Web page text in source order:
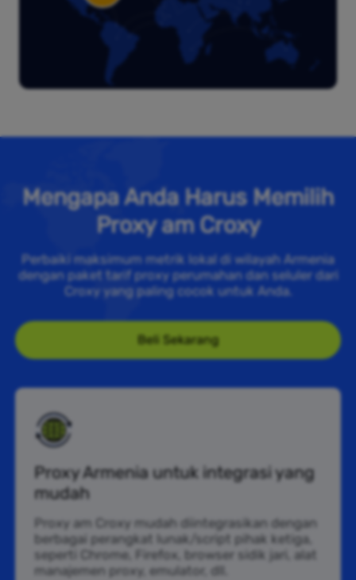
Mengapa Anda Harus Memilih
Proxy am Croxy
Perbaiki maksimum metrik lokal di wilayah Armenia
dengan paket tarif proxy perumahan dan seluler dari
Croxy yang paling cocok untuk Anda.
Beli Sekarang
Proxy Armenia untuk integrasi yang
mudah
Proxy am Croxy mudah diintegrasikan dengan
berbagai perangkat lunak/script pihak ketiga,
seperti Chrome, Firefox, browser sidik jari, alat
manajemen proxy, emulator, dll.